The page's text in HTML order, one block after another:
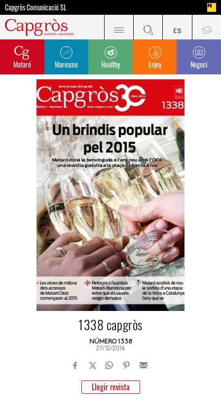
Capgròs Comunicació SL
Mataró Maresme Healthy Enjoy Negoci
1338 capgròs
NÚMERO 1338
27/12/2014
Llegir revista